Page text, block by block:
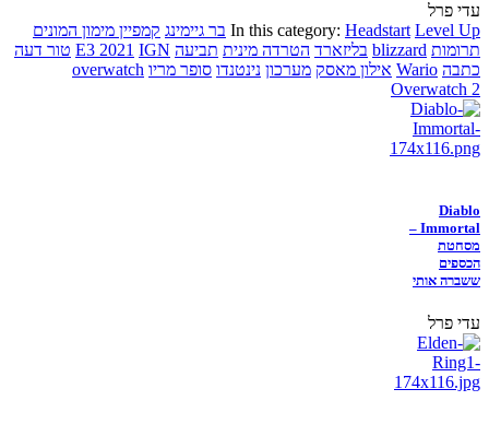
עדי פרל
In this category: Headstart Level Up בר גיימינג קמפיין מימון המונים
תרומות blizzard בליזארד הטרדה מינית תביעה E3 2021 IGN
טור דעה
כתבה Wario אילון מאסק מערכון נינטנדו סופר מריו overwatch
Overwatch 2
Diablo
Immortal –
מסחטת
הכספים
ששברה אותי
עדי פרל